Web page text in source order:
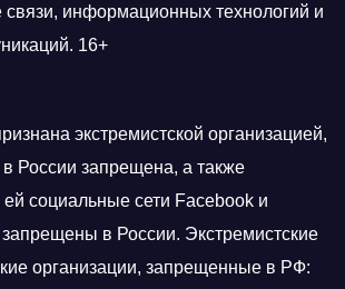
связи, информационных технологий и
16+
экстремистской организацией,
в России запрещена, а также
социальные сети Facebook и
запрещены в России. Экстремистские
организации, запрещенные в РФ: